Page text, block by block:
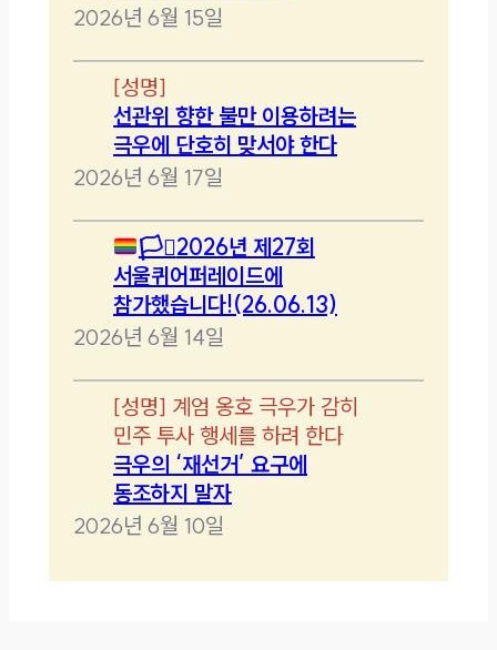
2026년 6월 15일
[성명]
선관위 향한 불만 이용하려는
극우에 단호히 맞서야 한다
2026년 6월 17일
🏳️‍⚧️2026년 제27회
서울퀴어퍼레이드에
참가했습니다!(26.06.13)
2026년 6월 14일
[성명] 계엄 옹호 극우가 감히
민주 투사 행세를 하려 한다
극우의 ‘재선거’ 요구에
동조하지 말자
2026년 6월 10일